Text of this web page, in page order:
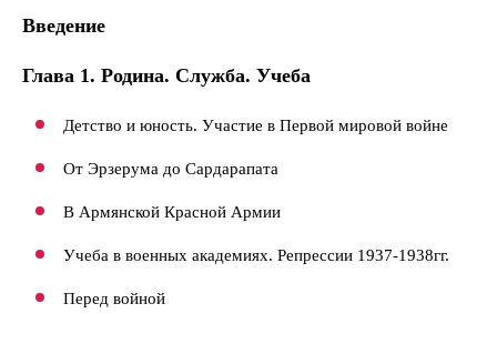
Введение
Глава 1. Родина. Служба. Учеба
Детство и юность. Участие в Первой мировой войне
От Эрзерума до Сардарапата
В Армянской Красной Армии
Учеба в военных академиях. Репрессии 1937-1938гг.
Перед войной